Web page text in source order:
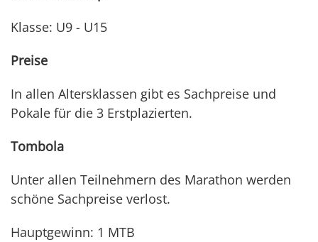
Klasse: U9 - U15
Preise
In allen Altersklassen gibt es Sachpreise und
Pokale für die 3 Erstplazierten.
Tombola
Unter allen Teilnehmern des Marathon werden
schöne Sachpreise verlost.
Hauptgewinn: 1 MTB